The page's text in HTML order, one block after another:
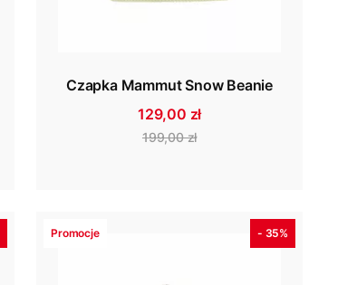
Czapka Mammut Snow Beanie
129,00 zł
199,00 zł
Promocje - 35%